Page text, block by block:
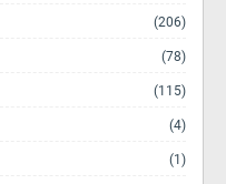
(206)
(78)
(115)
(4)
(1)